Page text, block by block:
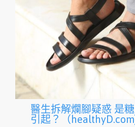
醫生拆解爛腳疑惑 是
引起？（